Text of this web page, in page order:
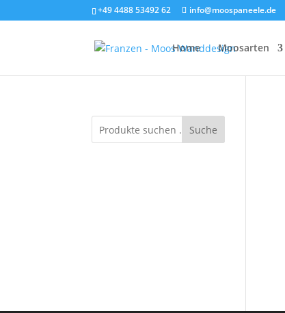
+49 4488 53492 62 info@moospaneele.de
Home Moosarten
Suche